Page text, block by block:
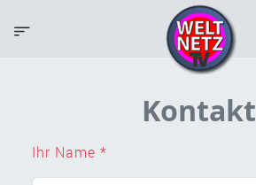
Kontakt
Ihr Name *